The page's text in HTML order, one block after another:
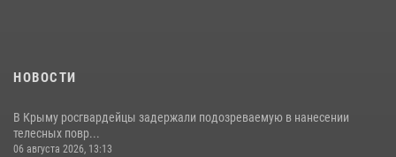
НОВОСТИ
В Крыму росгвардейцы задержали подозреваемую в нанесении
телесных повр...
06 августа 2026, 13:13